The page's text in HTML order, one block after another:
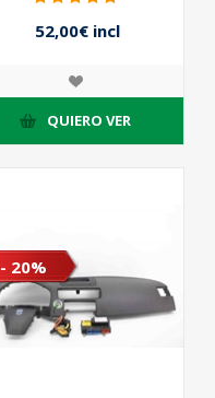
52,00€ incl
impuestos
QUIERO VER
- 20%